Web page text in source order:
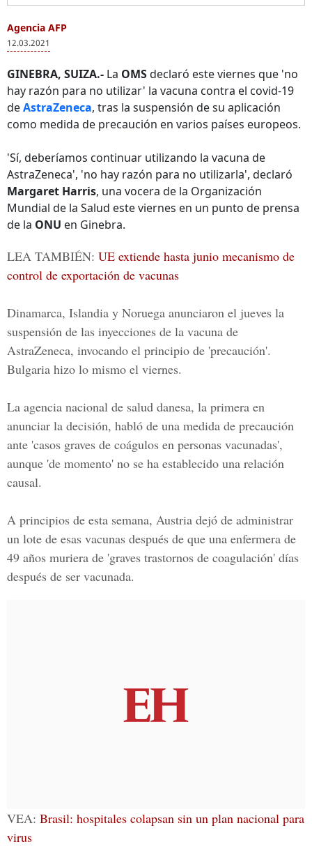
Agencia AFP
12.03.2021
GINEBRA, SUIZA.- La OMSdeclaró este viernes que 'no
hay razón para no utilizar' la vacuna contra el covid-19
deAstraZeneca, tras la suspensión de su aplicación
como medida de precaución en varios países europeos.
'Sí, deberíamos continuar utilizando la vacuna de
AstraZeneca', 'no hay razón para no utilizarla', declaró
Margaret Harris, una vocera de la Organización
Mundial de la Salud este viernes en un punto de prensa
de la ONU en Ginebra.
LEA TAMBIÉN: UE extiende hasta junio mecanismo de
control de exportación de vacunas
Dinamarca, Islandia y Noruega anunciaron el jueves la
suspensión de las inyecciones de la vacuna de
AstraZeneca, invocando el principio de 'precaución'.
Bulgaria hizo lo mismo el viernes.
La agencia nacional de salud danesa, la primera en
anunciar la decisión, habló de una medida de precaución
ante 'casos graves de coágulos en personas vacunadas',
aunque 'de momento' no se ha establecido una relación
causal.
A principios de esta semana, Austria dejó de administrar
un lote de esas vacunas después de que una enfermera de
49 años muriera de 'graves trastornos de coagulación' días
después de ser vacunada.
VEA: Brasil: hospitales colapsan sin un plan nacional para
virus